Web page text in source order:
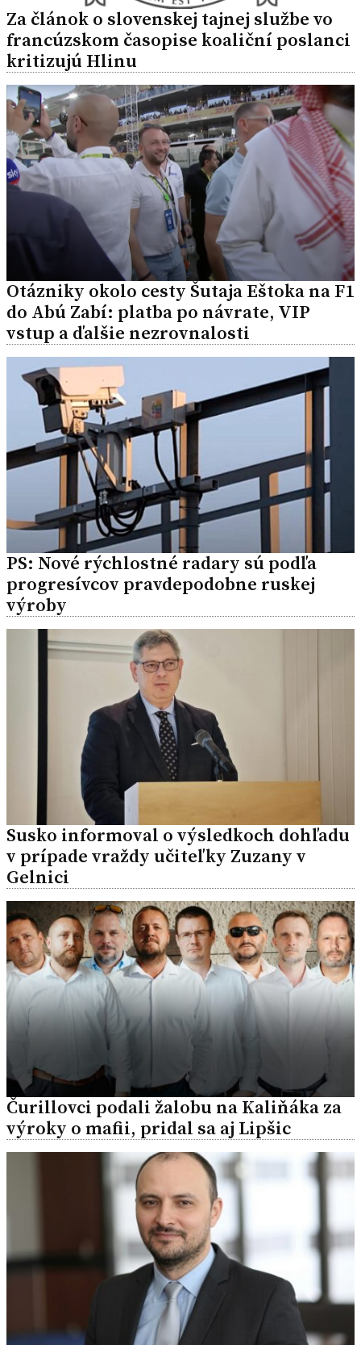
Za článok o slovenskej tajnej službe vo
francúzskom časopise koaliční poslanci
kritizujú Hlinu
Otázniky okolo cesty Šutaja Eštoka na F1
do Abú Zabí: platba po návrate, VIP
vstup a ďalšie nezrovnalosti
PS: Nové rýchlostné radary sú podľa
progresívcov pravdepodobne ruskej
výroby
Susko informoval o výsledkoch dohľadu
v prípade vraždy učiteľky Zuzany v
Gelnici
Čurillovci podali žalobu na Kaliňáka za
výroky o mafii, pridal sa aj Lipšic